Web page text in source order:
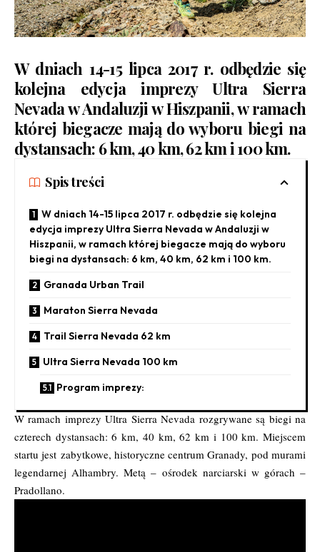
W dniach 14-15 lipca 2017 r. odbędzie się
kolejna edycja imprezy Ultra Sierra
Nevada w Andaluzji w Hiszpanii, w ramach
której biegacze mają do wyboru biegi na
dystansach: 6 km, 40 km, 62 km i 100 km.
Spis treści
W dniach 14-15 lipca 2017 r. odbędzie się kolejna
edycja imprezy Ultra Sierra Nevada w Andaluzji w
Hiszpanii, w ramach której biegacze mają do wyboru
biegi na dystansach: 6 km, 40 km, 62 km i 100 km.
Granada Urban Trail
Maraton Sierra Nevada
Trail Sierra Nevada 62 km
Ultra Sierra Nevada 100 km
Program imprezy:
W ramach imprezy Ultra Sierra Nevada rozgrywane są biegi na
czterech dystansach: 6 km, 40 km, 62 km i 100 km. Miejscem
startu jest zabytkowe, historyczne centrum Granady, pod murami
legendarnej Alhambry. Metą – ośrodek narciarski w górach –
Pradollano.